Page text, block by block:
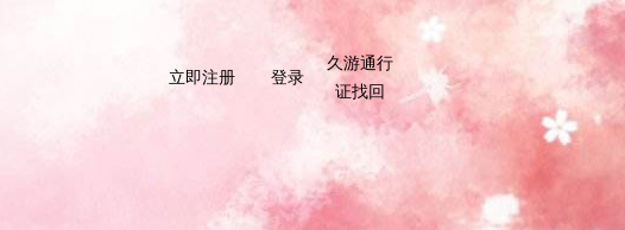
立即注册 登录
久游通行
证找回